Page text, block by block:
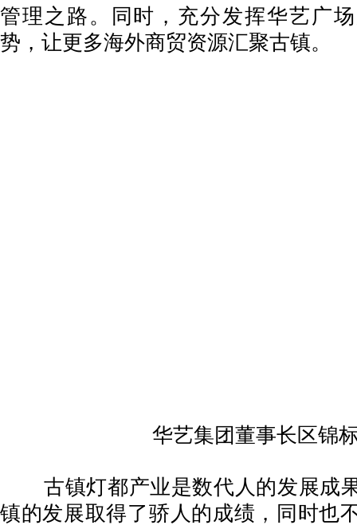
管理之路。同时，充分发挥华艺广
势，让更多海外商贸资源汇聚古镇。
华艺集团董事长区锦
古镇灯都产业是数代人的发展成
镇的发展取得了骄人的成绩，同时也